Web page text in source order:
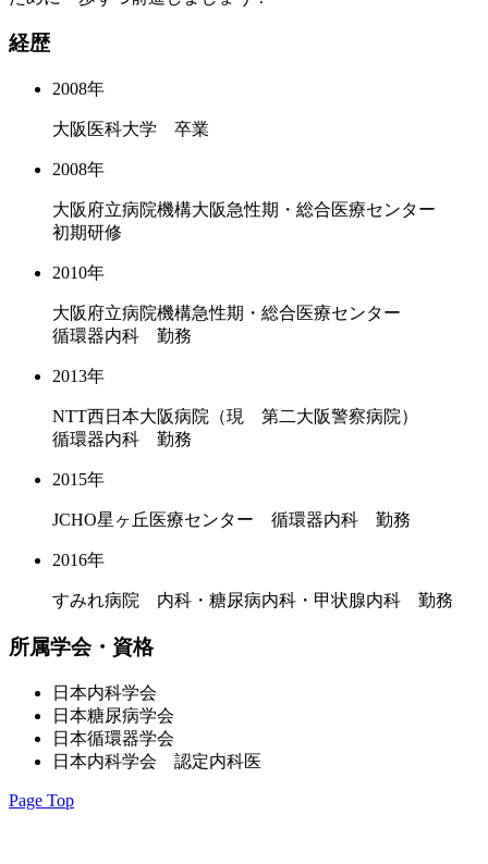
経歴
2008年
大阪医科大学 卒業
2008年
大阪府立病院機構大阪急性期・総合医療センター
初期研修
2010年
大阪府立病院機構急性期・総合医療センター
循環器内科 勤務
2013年
NTT西日本大阪病院（現 第二大阪警察病院）
循環器内科 勤務
2015年
JCHO星ヶ丘医療センター 循環器内科 勤務
2016年
すみれ病院 内科・糖尿病内科・甲状腺内科 勤務
所属学会・資格
日本内科学会
日本糖尿病学会
日本循環器学会
日本内科学会 認定内科医
Page Top